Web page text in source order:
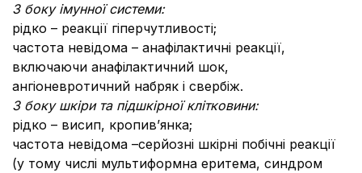
З боку імунної системи:
рідко – реакції гіперчутливості;
частота невідома – анафілактичні реакції,
включаючи анафілактичний шок,
ангіоневротичний набряк і свербіж.
З боку шкіри та підшкірної клітковини:
рідко – висип, кропив’янка;
частота невідома –серйозні шкірні побічні реакції
(у тому числі мультиформна еритема, синдром